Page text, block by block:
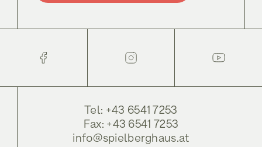
Tel: +43 6541 7253
Fax: +43 6541 7253
info@spielberghaus.at